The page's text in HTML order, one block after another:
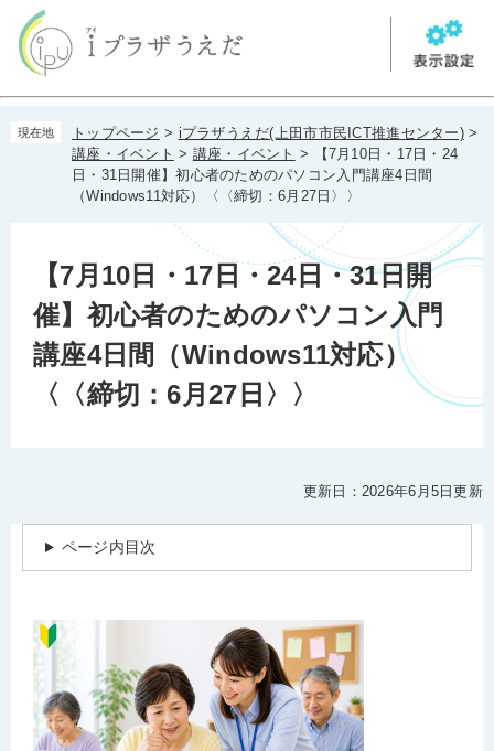
先
を
文
現在地 トップページ > iプラザうえだ(上田市市民ICT推進センター) >
講座・イベント > 講座・イベント >
【7月10日・17日・24
日・31日開催】初心者のためのパソコン入門講座4日間
（Windows11対応）〈〈締切：6月27日〉〉
【7月10日・17日・24日・31日開
催】初心者のためのパソコン入門
講座4日間（Windows11対応）
〈〈締切：6月27日〉〉
更新日：2026年6月5日更新
ページ内目次